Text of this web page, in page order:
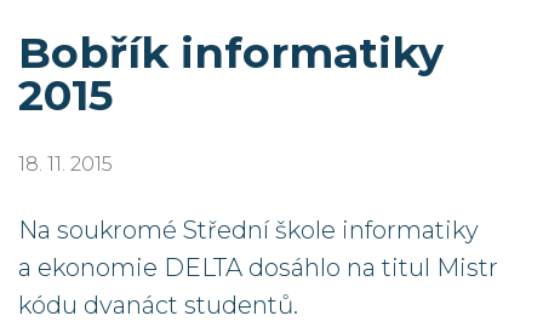
Bobřík informatiky
2015
18. 11. 2015
Na soukromé Střední škole informatiky
a ekonomie DELTA dosáhlo na titul Mistr
kódu dvanáct studentů.